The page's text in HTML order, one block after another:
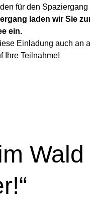
für den Spaziergang
laden wir Sie
ein.
Einladung auch an
Ihre Teilnahme!